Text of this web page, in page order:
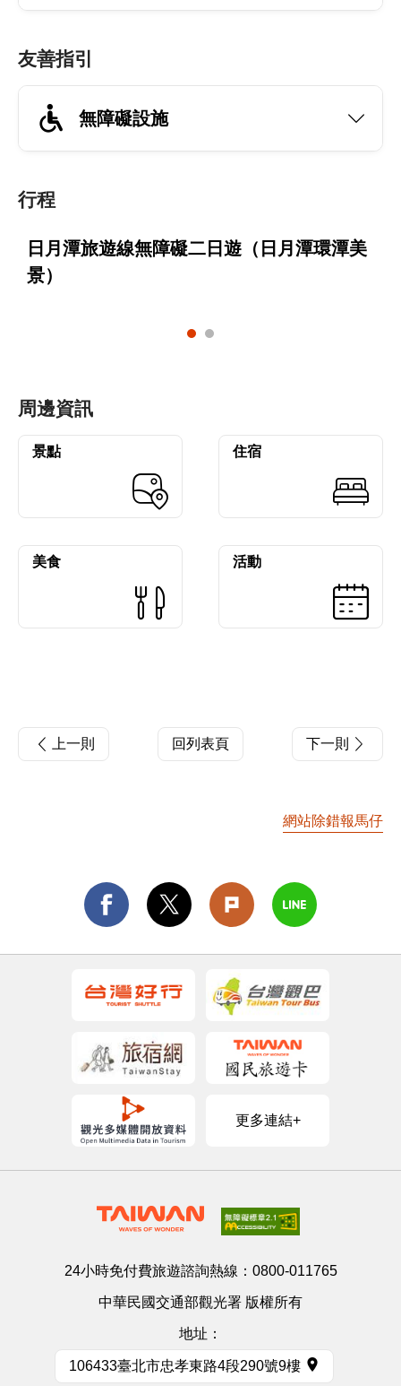
友善指引
無障礙設施
行程
日月潭旅遊線無障礙二日遊（日月潭環潭美
景）
周邊資訊
景點 住宿
美食 活動
上一則 回列表頁 下一則
網站除錯報馬仔
更多連結+
24小時免付費旅遊諮詢熱線： 0800-011765
中華民國交通部觀光署 版權所有
地址：
106433臺北市忠孝東路4段290號9樓